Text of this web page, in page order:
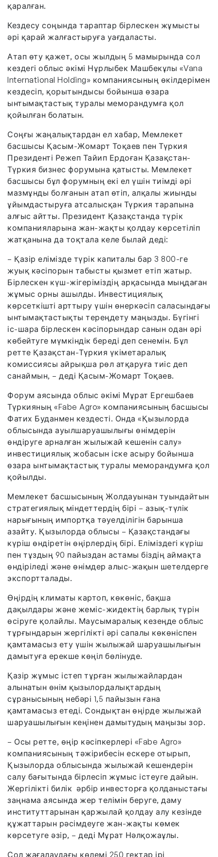
қаралған.
Кездесу соңында тараптар бірлескен жұмысты
әрі қарай жалғастыруға уағдаласты.
Атап өту қажет, осы жылдың 5 мамырында сол
кездегі облыс әкімі Нұрлыбек Машбекұлы «Vana
International Holding» компаниясының өкілдерімен
кездесіп, қорытындысы бойынша өзара
ынтымақтастық туралы меморандумға қол
қойылған болатын.
Соңғы жаңалықтардан ел хабар, Мемлекет
басшысы Қасым-Жомарт Тоқаев пен Түркия
Президенті Режеп Тайип Ердоған Қазақстан-
Түркия бизнес форумына қатысты. Мемлекет
басшысы бұл форумның екі ел үшін тиімді әрі
мазмұнды болғанын атап өтіп, алқалы жиынды
ұйымдастыруға атсалысқан Түркия тарапына
алғыс айтты. Президент Қазақстанда түрік
компанияларына жан-жақты қолдау көрсетіліп
жатқанына да тоқтала келе былай деді:
– Қазір елімізде түрік капиталы бар 3 800-ге
жуық кәсіпорын табысты қызмет етіп жатыр.
Бірлескен күш-жігеріміздің арқасында мыңдаған
жұмыс орны ашылды. Инвестициялық
көрсеткішті арттыру үшін өнеркәсіп саласындағы
ынтымақтастықты тереңдету маңызды. Бүгінгі
іс-шара бірлескен кәсіпорындар санын одан әрі
көбейтуге мүмкіндік береді деп сенемін. Бұл
ретте Қазақстан-Түркия үкіметаралық
комиссиясы айрықша рөл атқаруға тиіс деп
санаймын, – деді Қасым-Жомарт Тоқаев.
Форум аясында облыс әкімі Мұрат Ергешбаев
Түркияның «Fabe Agro» компаниясының басшысы
Фатих Буданмен кездесті. Онда «Қызылорда
облысында ауылшаруашылығы өнімдерін
өндіруге арналған жылыжай кешенін салу»
инвестициялық жобасын іске асыру бойынша
өзара ынтымақтастық туралы меморандумға қол
қойылды.
Мемлекет басшысының Жолдауынан туындайтын
стратегиялық міндеттердің бірі – азық-түлік
нарығының импортқа тәуелділігін барынша
азайту. Қызылорда облысы – Қазақстандағы
күріш өндіретін өңірлердің бірі. Еліміздегі күріш
пен тұздың 90 пайыздан астамы біздің аймақта
өндіріледі және өнімдер алыс-жақын шетелдерге
экспортталады.
Өңірдің климаты картоп, көкөніс, бақша
дақылдары және жеміс-жидектің барлық түрін
өсіруге қолайлы. Маусымаралық кезеңде облыс
тұрғындарын жергілікті әрі сапалы көкөніспен
қамтамасыз ету үшін жылыжай шаруашылығын
дамытуға ерекше көңіл бөлінуде.
Қазір жұмыс істеп тұрған жылыжайлардан
алынатын өнім қызылордалықтардың
сұранысының небәрі 1,5 пайызын ғана
қамтамасыз етеді. Сондықтан өңірде жылыжай
шаруашылығын кеңінен дамытудың маңызы зор.
– Осы ретте, өңір кәсіпкерлері «Fabe Agro»
компаниясының тәжірибесін ескере отырып,
Қызылорда облысында жылыжай кешендерін
салу бағытында бірлесіп жұмыс істеуге дайын.
Жергілікті билік әрбір инвесторға қолданыстағы
заңнама аясында жер телімін беруге, даму
институттарынан қаржылай қолдау алу кезінде
құжаттарын рәсімдеуге жан-жақты көмек
көрсетуге әзір, – деді Мұрат Нәлқожаұлы.
Сол жағалаудағы көлемі 250 гектар ірі